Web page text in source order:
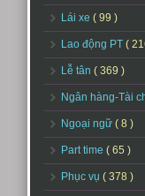
Lái xe ( 99 )
Lao động PT (
Lễ tân ( 369 )
Ngân hàng-Tài
Ngoại ngữ ( 8 )
Part time ( 65 )
Phục vụ ( 378 )